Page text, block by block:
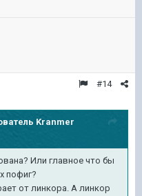
#14
Kranmer
Или главное что бы
пофиг?
от линкора. А линкор